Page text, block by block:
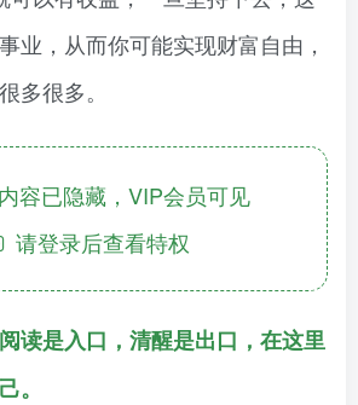
业，从而你可能实现财富自由，
多很多。
容已隐藏，VIP会员可见
请登录后查看特权
读是入口，清醒是出口，在这里
。